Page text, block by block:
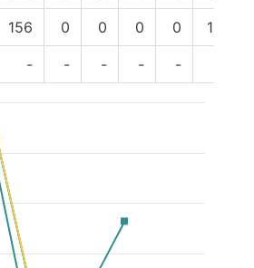
156 0 0 0 0 156
- - - - -